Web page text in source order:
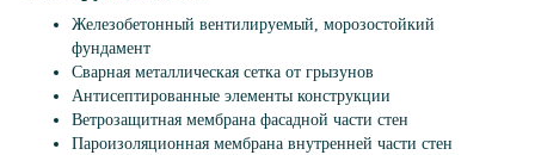
Железобетонный вентилируемый, морозостойкий
фундамент
Сварная металлическая сетка от грызунов
Антисептированные элементы конструкции
Ветрозащитная мембрана фасадной части стен
Пароизоляционная мембрана внутренней части стен